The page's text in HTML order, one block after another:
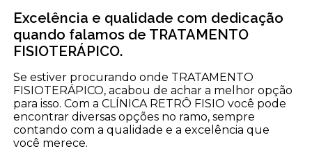
Excelência e qualidade com dedicação
quando falamos de TRATAMENTO
FISIOTERÁPICO.
Se estiver procurando onde TRATAMENTO
FISIOTERÁPICO, acabou de achar a melhor opção
para isso. Com a CLÍNICA RETRÔ FISIO você pode
encontrar diversas opções no ramo, sempre
contando com a qualidade e a excelência que
você merece.